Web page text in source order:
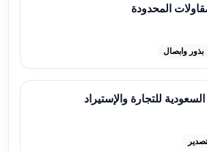
المحدودة
بذور وابصال
للتجارة والإستيراد